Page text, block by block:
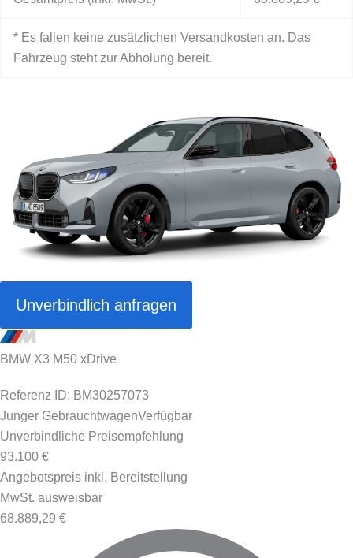
* Es fallen keine zusätzlichen Versandkosten an. Das
Fahrzeug steht zur Abholung bereit.
Unverbindlich anfragen
BMW X3 M50 xDrive
Referenz ID: BM30257073
Junger GebrauchtwagenVerfügbar
Unverbindliche Preisempfehlung
93.100 €
Angebotspreis inkl. Bereitstellung
MwSt. ausweisbar
68.889,29 €